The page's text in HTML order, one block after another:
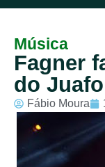
Música
Fagner
do
Fábio Moura